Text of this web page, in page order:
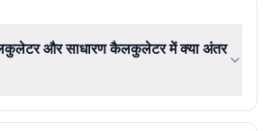
और साधारण कैलकुलेटर में क्या अंतर